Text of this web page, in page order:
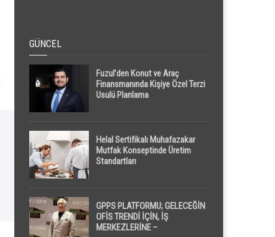
GÜNCEL
Fuzul’den Konut ve Araç
Finansmanında Kişiye Özel Terzi
Usulü Planlama
Helal Sertifikalı Muhafazakar
Mutfak Konseptinde Üretim
Standartları
GPPS PLATFORMU; GELECEĞİN
OFİS TRENDİ İÇİN, İŞ
MERKEZLERİNE –